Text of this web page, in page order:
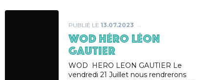
PUBLIÉ LE 13.07.2023
WOD héro Léon
Gautier
WOD HERO LEON GAUTIER Le
vendredi 21 Juillet nous rendrerons